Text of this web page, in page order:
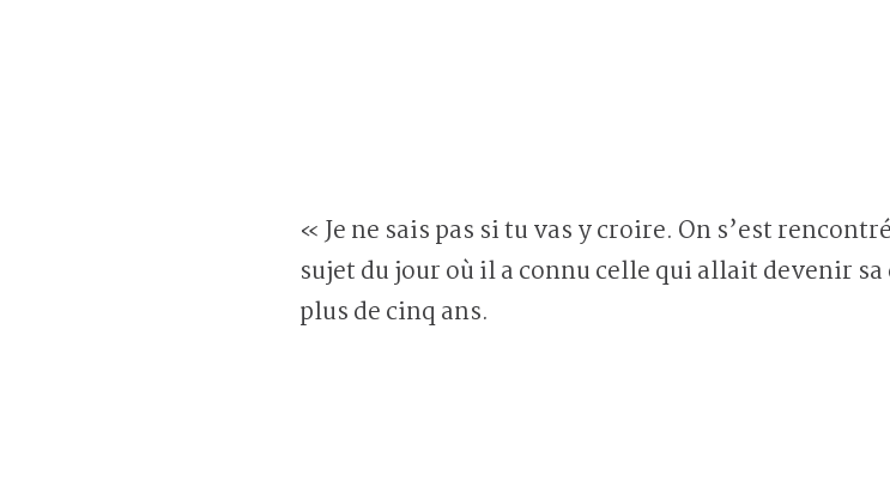
« Je ne sais pas si tu vas y croire. On s’est
sujet du jour où il a connu celle qui allait devenir
plus de cinq ans.